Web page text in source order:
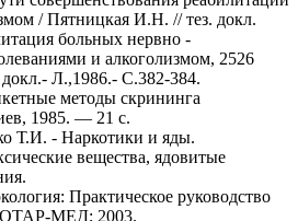
/ Пятницкая И.Н. // тез. докл.
больных нервно -
и алкоголизмом, 2526
докл.- Л.,1986.- С.382-384.
методы скрининга
1985. — 21 с.
Т.И. - Наркотики и яды.
вещества, ядовитые
Практическое руководство
МЕД; 2003.